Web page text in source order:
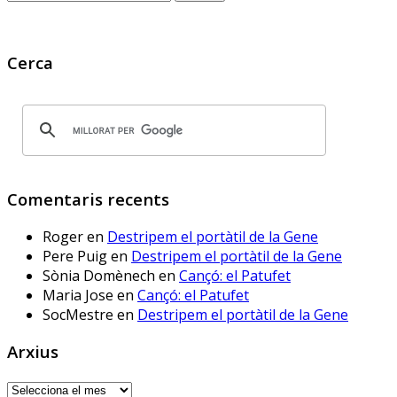
www.deia.eus/actualidad/s...
aprendizaje ‘online’
Workplace for Education
Seis centros educativos
públicos prueban IRADI,
una herramienta de
software libre cuyos
Cerca
Comentaris recents
Rogeren Destripem el portàtil de la Gene
Pere Puigen Destripem el portàtil de la Gene
Sònia Domènech en Cançó: el Patufet
Maria Jose en Cançó: el Patufet
SocMestre en Destripem el portàtil de la Gene
Arxius
Arxius